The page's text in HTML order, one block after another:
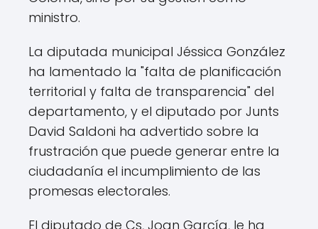
ministro.
La diputada municipal Jéssica González
ha lamentado la "falta de planificación
territorial y falta de transparencia" del
departamento, y el diputado por Junts
David Saldoni ha advertido sobre la
frustración que puede generar entre la
ciudadanía el incumplimiento de las
promesas electorales.
El diputado de Cs, Joan García, le ha